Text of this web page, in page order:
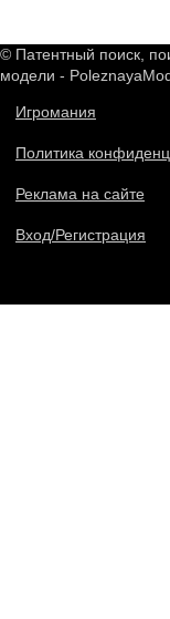
© Патентный поиск,
модели -
Игромания
Политика
Реклама на сайте
Вход/Регистрация